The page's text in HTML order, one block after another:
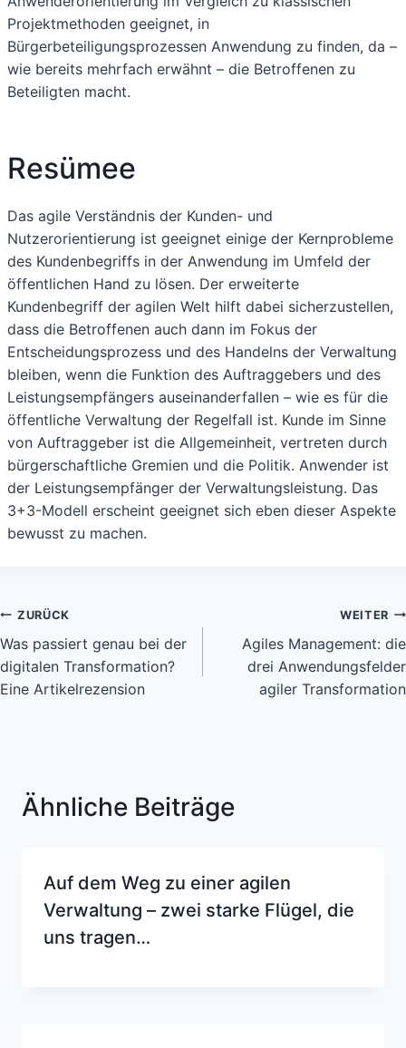
Projektmethoden geeignet, in
Bürgerbeteiligungsprozessen Anwendung zu finden, da –
wie bereits mehrfach erwähnt – die Betroffenen zu
Beteiligten macht.
Resümee
Das agile Verständnis der Kunden- und
Nutzerorientierung ist geeignet einige der Kernprobleme
des Kundenbegriffs in der Anwendung im Umfeld der
öffentlichen Hand zu lösen. Der erweiterte
Kundenbegriff der agilen Welt hilft dabei sicherzustellen,
dass die Betroffenen auch dann im Fokus der
Entscheidungsprozess und des Handelns der Verwaltung
bleiben, wenn die Funktion des Auftraggebers und des
Leistungsempfängers auseinanderfallen – wie es für die
öffentliche Verwaltung der Regelfall ist. Kunde im Sinne
von Auftraggeber ist die Allgemeinheit, vertreten durch
bürgerschaftliche Gremien und die Politik. Anwender ist
der Leistungsempfänger der Verwaltungsleistung. Das
3+3-Modell erscheint geeignet sich eben dieser Aspekte
bewusst zu machen.
Beitragsnavigation
ZURÜCK
Was passiert genau bei der
digitalen Transformation?
Eine Artikelrezension
WEITER
Agiles Management: die
drei Anwendungsfelder
agiler Transformation
Ähnliche Beiträge
Auf dem Weg zu einer agilen
Verwaltung – zwei starke Flügel, die
uns tragen…